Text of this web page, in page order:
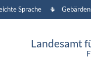
Sprache
Landesamt